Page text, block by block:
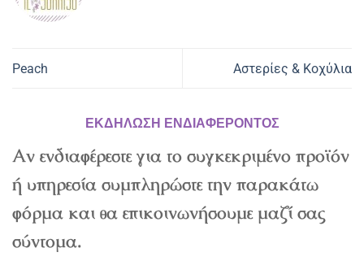
Peach Αστερίες & Κοχύλια
ΕΚΔΗΛΩΣΗ ΕΝΔΙΑΦΕΡΟΝΤΟΣ
Αν ενδιαφέρεστε για το συγκεκριμένο προϊόν
ή υπηρεσία συμπληρώστε την παρακάτω
φόρμα και θα επικοινωνήσουμε μαζί σας
σύντομα.